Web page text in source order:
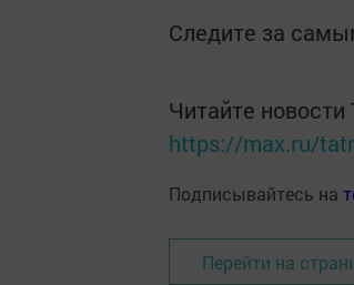
Следите за
Читайте
https://max.ru/
Подписывайтесь на
Перейти на